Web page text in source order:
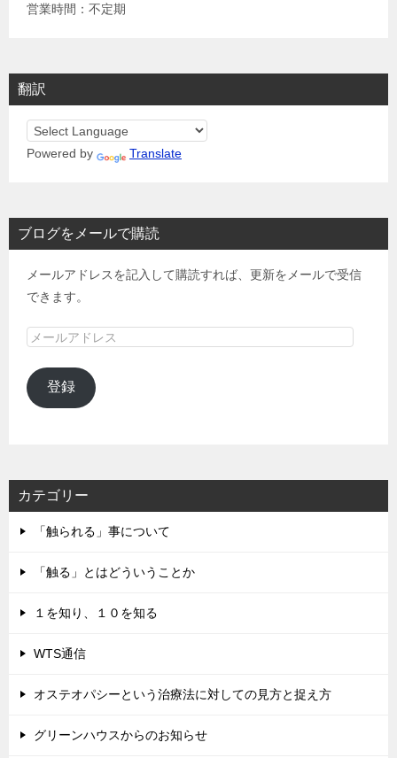
営業時間：不定期
翻訳
Powered by Translate
ブログをメールで購読
メールアドレスを記入して購読すれば、更新をメールで受信
できます。
メ
ル
ア
登録
カテゴリー
「触られる」事について
「触る」とはどういうことか
１を知り、１０を知る
WTS通信
オステオパシーという治療法に対しての見方と捉え方
グリーンハウスからのお知らせ